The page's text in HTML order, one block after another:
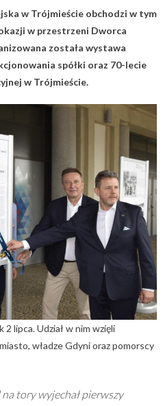
w Trójmieście obchodzi w tym
w przestrzeni Dworca
została wystawa
spółki oraz 70-lecie
w Trójmieście.
lipca. Udział w nim wzięli
władze Gdyni oraz pomorscy
tory wyjechał pierwszy